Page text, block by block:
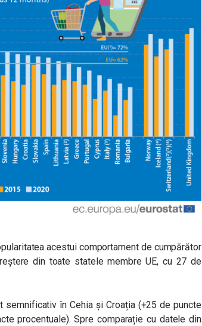
acestui comportament de cumpărător
din toate statele membre UE, cu 27 de
semnificativ în Cehia și Croația (+25 de puncte
procentuale). Spre comparație cu datele din